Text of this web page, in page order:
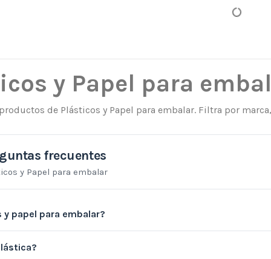
y Papel para
de Plásticos y Papel para embalar. Filtra por
frecuentes
y Papel para embalar
y papel para embalar?